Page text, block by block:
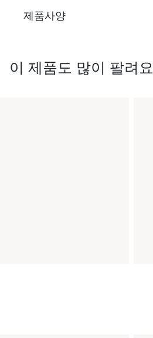
제품사양
이 제품도 많이 팔려요